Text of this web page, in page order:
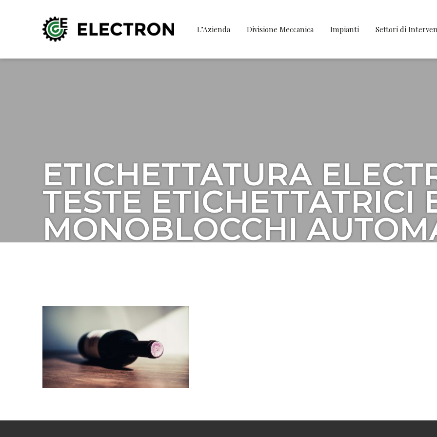
L’Azienda Divisione Meccanica Impianti Settori di
ETICHETTATURA
TESTE ETICHETTATRICI
MONOBLOCCHI